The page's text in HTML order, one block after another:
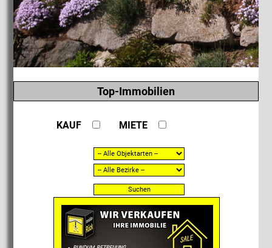
Top-Immobilien
KAUF MIETE